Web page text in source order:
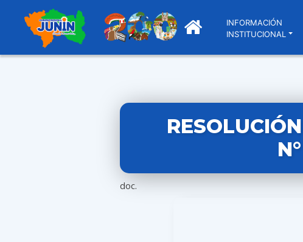
INFORMACIÓN
INSTITUCIONAL
doc.